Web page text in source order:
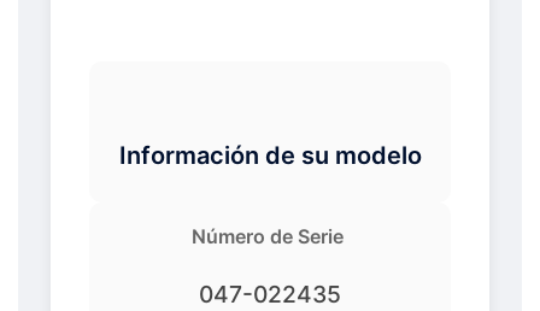
Información de su modelo
Número de Serie
047-022435